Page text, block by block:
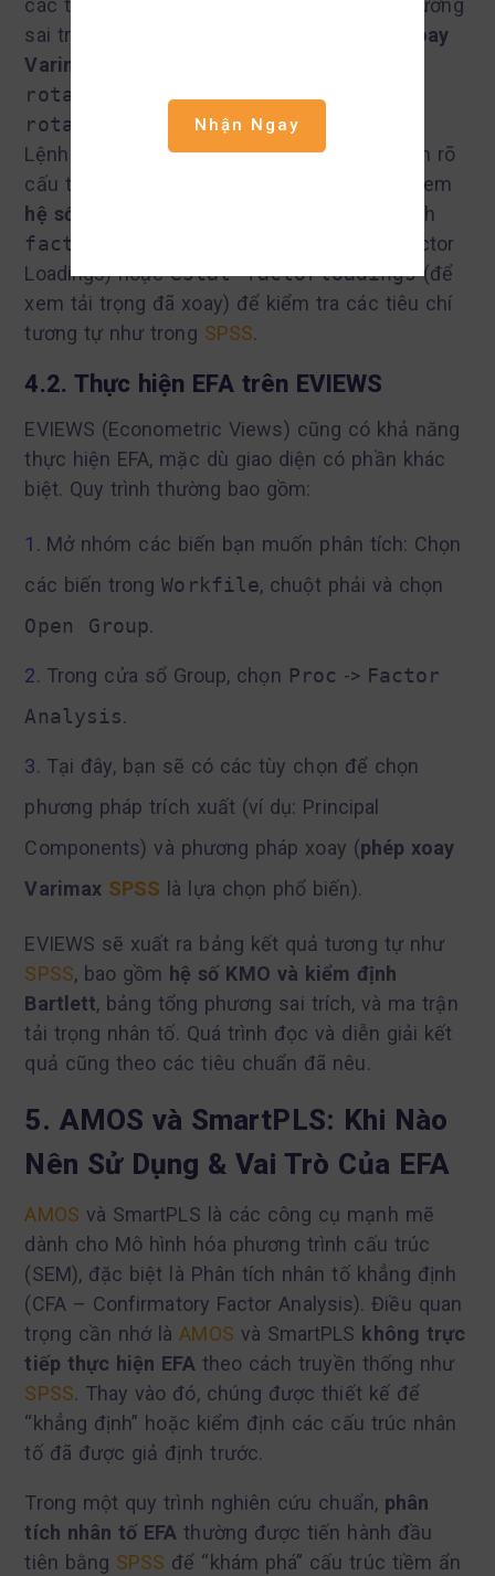
các thông tin về Eigenvalues, phần trăm phương
sai trích. Để xoay nhân tố (ví dụ, với
phép xoay
Varimax
rotate
rotate, varimax
Lệnh này áp dụng phép xoay Varimax để làm rõ
cấu trúc nhân tố. Sau khi xoay, bạn có thể xem
hệ số tải nhân tố (factor loading)
bằng lệnh
factor
(nếu bạn muốn xem lại ma trận Factor
Loadings) hoặcestat factorloadings(để
xem tải trọng đã xoay) để kiểm tra các tiêu chí
tương tự như trong SPSS.
4.2. Thực hiện EFA trên EVIEWS
EVIEWS (Econometric Views) cũng có khả năng
thực hiện EFA, mặc dù giao diện có phần khác
biệt. Quy trình thường bao gồm:
Mở nhóm các biến bạn muốn phân tích: Chọn
các biến trongWorkfile, chuột phải và chọn
Open Group.
Trong cửa sổ Group, chọn Proc -> Factor
Analysis.
Tại đây, bạn sẽ có các tùy chọn để chọn
phương pháp trích xuất (ví dụ: Principal
Components) và phương pháp xoay (phép xoay
Varimax SPSS là lựa chọn phổ biến).
EVIEWS sẽ xuất ra bảng kết quả tương tự như
SPSS, bao gồm hệ số KMO và kiểm định
Bartlett, bảng tổng phương sai trích, và ma trận
tải trọng nhân tố. Quá trình đọc và diễn giải kết
quả cũng theo các tiêu chuẩn đã nêu.
5. AMOS và SmartPLS: Khi Nào
Nên Sử Dụng & Vai Trò Của EFA
AMOS và SmartPLS là các công cụ mạnh mẽ
dành cho Mô hình hóa phương trình cấu trúc
(SEM), đặc biệt là Phân tích nhân tố khẳng định
(CFA – Confirmatory Factor Analysis). Điều quan
trọng cần nhớ làAMOS và SmartPLS không trực
tiếp thực hiện EFAtheo cách truyền thống như
SPSS. Thay vào đó, chúng được thiết kế để
“khẳng định” hoặc kiểm định các cấu trúc nhân
tố đã được giả định trước.
Trong một quy trình nghiên cứu chuẩn, phân
tích nhân tố EFA thường được tiến hành đầu
tiên bằng SPSS để “khám phá” cấu trúc tiềm ẩn
Nhận Ngay